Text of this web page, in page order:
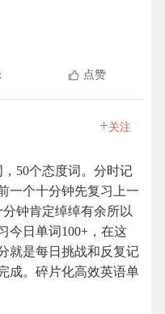
点赞
+关注
50个态度词。分时记
一个十分钟先复习上一
钟肯定绰绰有余所以
今日单词100+，在这
就是每日挑战和反复记
成。碎片化高效英语单